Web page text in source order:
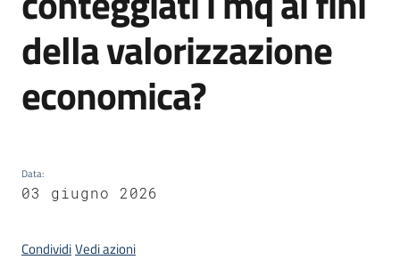
Progetti
e
attività
Servizi
Comunicazione
della valorizzazione
economica?
Data:
03 giugno 2026
CondividiVedi azioni